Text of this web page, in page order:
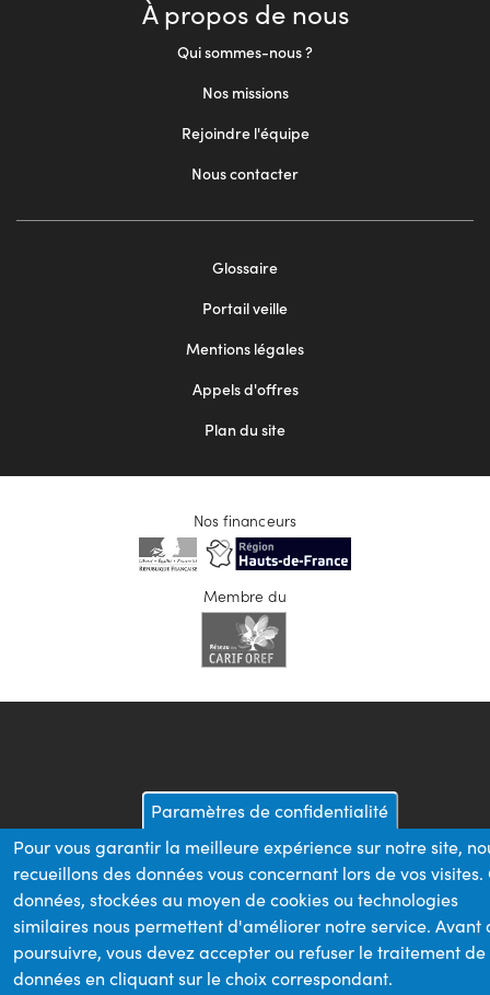
À propos de nous
Qui sommes-nous ?
Nos missions
Rejoindre l'équipe
Nous contacter
Glossaire
Portail veille
Mentions légales
Appels d'offres
Plan du site
Nos financeurs
Membre du
Paramètres de confidentialité
Pour vous garantir la meilleure expérience sur notre site,
recueillons des données vous concernant lors de vos visites.
données, stockées au moyen de cookies ou technologies
similaires nous permettent d'améliorer notre service. Avant
poursuivre, vous devez accepter ou refuser le traitement de
données en cliquant sur le choix correspondant.